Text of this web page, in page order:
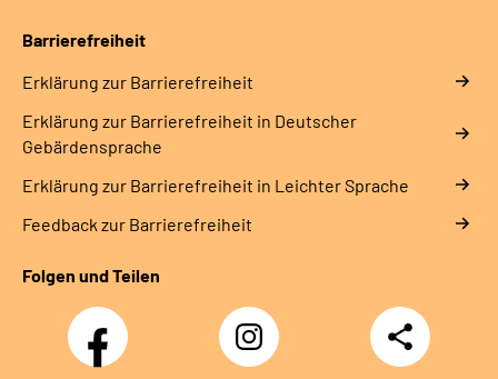
Login
Barrierefreiheit
Erklärung zur Barrierefreiheit
Erklärung zur Barrierefreiheit in Deutscher
Gebärdensprache
Erklärung zur Barrierefreiheit in Leichter Sprache
Feedback zur Barrierefreiheit
Folgen und Teilen
Facebook
Klinik
Sonnenblick
Instagram
Klinik
Sonnenblick
Teilen